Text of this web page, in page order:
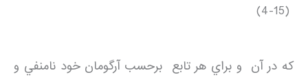
(4-15)
كه در آن و براي هر تابع برحسب آرگومان خود نامنفي و